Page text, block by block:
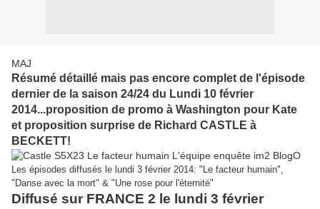
MAJ
Résumé détaillé mais pas encore complet de l'épisode
dernier de la saison 24/24 du Lundi 10 février
2014...proposition de promo à Washington pour Kate
et proposition surprise de Richard CASTLE à
BECKETT!
Les épisodes diffusés le lundi 3 février 2014: "Le facteur humain",
"Danse avec la mort" & "Une rose pour l'éternité"
Diffusé sur FRANCE 2 le lundi 3 février